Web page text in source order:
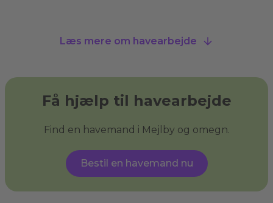
En havemand kan hjælpe med alt fra
beskæring af træer. Nogle havemænd i Mejlby
og omegn tilbyder også specialiserede services
som træfældning, fliserens og anlægning af nye
kan få den have, du drømmer om, og sikre, at
din have ser velplejet ud uden at du behøver
at løfte en finger.
Hvad er haveservice?
Læs mere om havearbejde
Få hjælp til havearbejde
Find en havemand i Mejlby og omegn.
Bestil en havemand nu